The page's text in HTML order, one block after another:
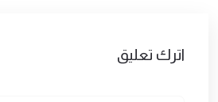
اترك تعليق